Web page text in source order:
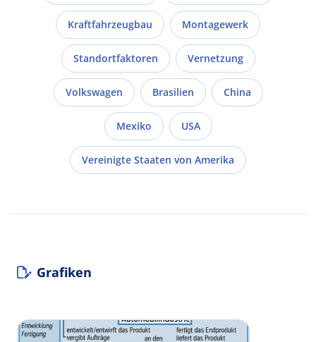
Kraftfahrzeugbau Montagewerk
Standortfaktoren Vernetzung
Volkswagen Brasilien China
Mexiko USA
Vereinigte Staaten von Amerika
Grafiken